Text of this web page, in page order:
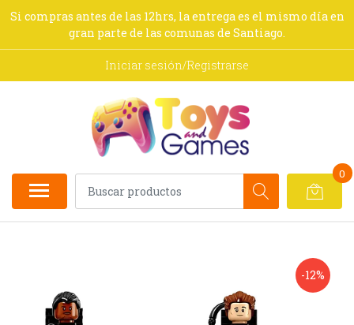
Si compras antes de las 12hrs, la entrega es el mismo día en
gran parte de las comunas de Santiago.
Iniciar sesión/Registrarse
0
-12%